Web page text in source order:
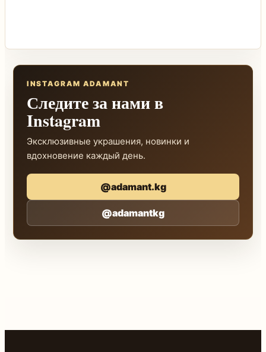
INSTAGRAM ADAMANT
Следите за нами в
Instagram
Эксклюзивные украшения, новинки и
вдохновение каждый день.
@adamant.kg
@adamantkg